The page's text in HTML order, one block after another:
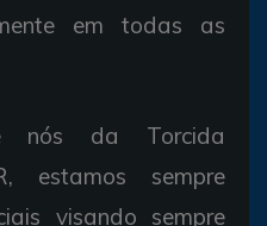
em todas as
nós da Torcida
estamos sempre
visando sempre